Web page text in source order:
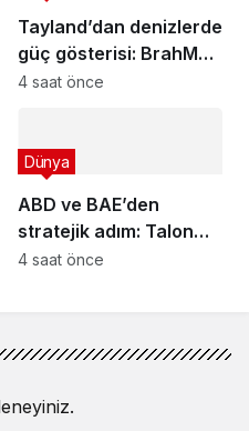
Tayland’dan denizlerde
güç gösterisi: BrahMos
füzeleri radarında!
4 saat önce
ABD ve BAE’den
stratejik adım: Talon
Synapse kuruluyor!
Dünya
4 saat önce